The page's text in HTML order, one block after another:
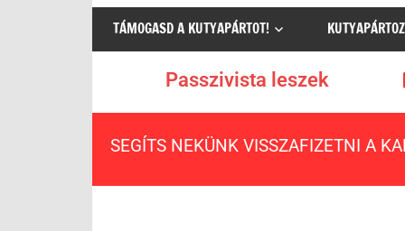
egyetlen
értelmes
választás
TÁMOGASD A KUTYAPÁRTOT!
Passzivista leszek
SEGÍTS NEKÜNK VISSZAFIZETNI A